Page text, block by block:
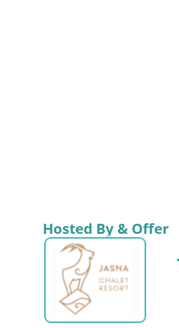
Hosted By & Offer